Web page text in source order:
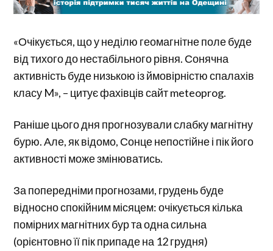
«Очікується, що у неділю геомагнітне поле буде
від тихого до нестабільного рівня. Сонячна
активність буде низькою із ймовірністю спалахів
класу M», – цитує фахівців сайт meteoprog.
Раніше цього дня прогнозували слабку магнітну
бурю. Але, як відомо, Сонце непостійне і пік його
активності може змінюватись.
За попередніми прогнозами, грудень буде
відносно спокійним місяцем: очікується кілька
помірних магнітних бур та одна сильна
(орієнтовно її пік припаде на 12 грудня)